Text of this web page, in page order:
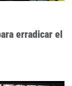
erradicar el